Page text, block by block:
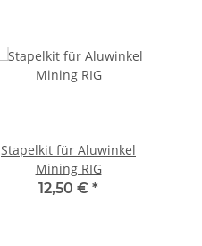
Stapelkit für Aluwinkel
Mining RIG
12,50 € *